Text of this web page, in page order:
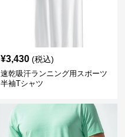
¥3,430 (税込)
速乾吸汗ランニング用スポーツ
半袖Tシャツ